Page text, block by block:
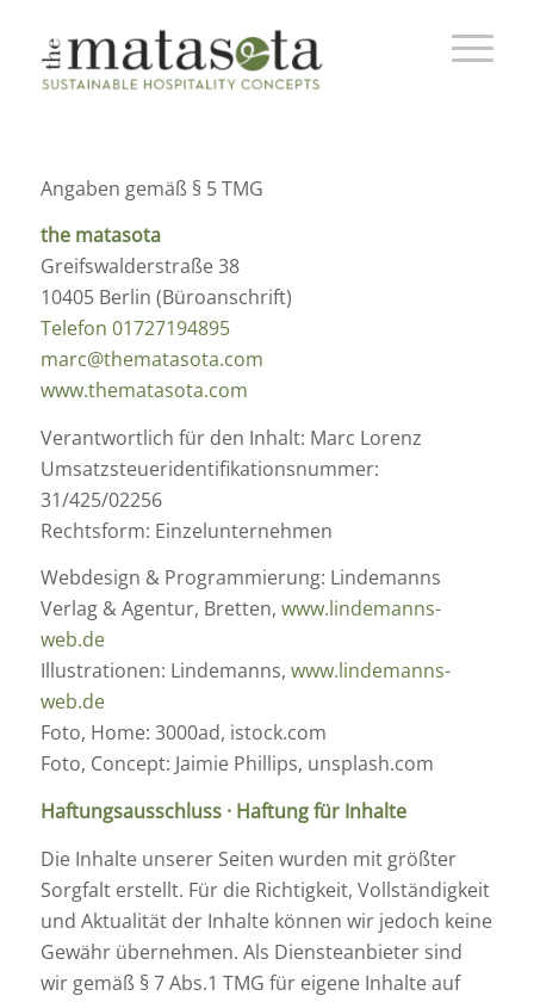
Angaben gemäß § 5 TMG
the matasota
Greifswalderstraße 38
10405 Berlin (Büroanschrift)
Telefon 01727194895
marc@thematasota.com
www.thematasota.com
Verantwortlich für den Inhalt: Marc Lorenz
Umsatzsteueridentifikationsnummer:
31/425/02256
Rechtsform: Einzelunternehmen
Webdesign & Programmierung: Lindemanns
Verlag & Agentur, Bretten, www.lindemanns-
web.de
Illustrationen: Lindemanns, www.lindemanns-
web.de
Foto, Home: 3000ad, istock.com
Foto, Concept: Jaimie Phillips, unsplash.com
Haftungsausschluss · Haftung für Inhalte
Die Inhalte unserer Seiten wurden mit größter
Sorgfalt erstellt. Für die Richtigkeit, Vollständigkeit
und Aktualität der Inhalte können wir jedoch keine
Gewähr übernehmen. Als Diensteanbieter sind
wir gemäß § 7 Abs.1 TMG für eigene Inhalte auf